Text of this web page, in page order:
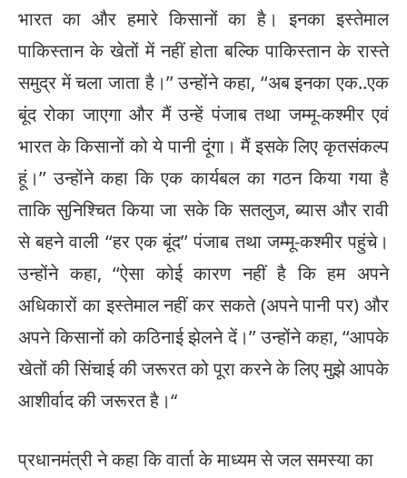
भारत का और हमारे किसानों का है। इनका इस्तेमाल
पाकिस्तान के खेतों में नहीं होता बल्कि पाकिस्तान के रास्ते
समुद्र में चला जाता है।’’ उन्होंने कहा, ‘‘अब इनका एक..एक
बूंद रोका जाएगा और मैं उन्हें पंजाब तथा जम्मू-कश्मीर एवं
भारत के किसानों को ये पानी दूंगा। मैं इसके लिए कृतसंकल्प
हूं।’’ उन्होंने कहा कि एक कार्यबल का गठन किया गया है
ताकि सुनिश्चित किया जा सके कि सतलुज, ब्यास और रावी
से बहने वाली ‘‘हर एक बूंद’’ पंजाब तथा जम्मू-कश्मीर पहुंचे।
उन्होंने कहा, ‘‘ऐसा कोई कारण नहीं है कि हम अपने
अधिकारों का इस्तेमाल नहीं कर सकते (अपने पानी पर) और
अपने किसानों को कठिनाई झेलने दें।’’ उन्होंने कहा, ‘‘आपके
खेतों की सिंचाई की जरूरत को पूरा करने के लिए मुझे आपके
आशीर्वाद की जरूरत है।“
प्रधानमंत्री ने कहा कि वार्ता के माध्यम से जल समस्या का